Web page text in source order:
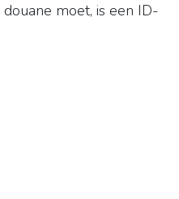
moet, is een ID-